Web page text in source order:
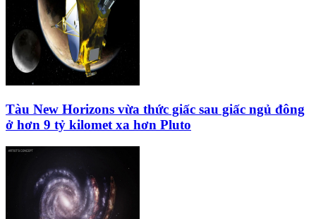
Tàu New Horizons vừa thức giấc sau giấc ngủ đông
ở hơn 9 tỷ kilomet xa hơn Pluto